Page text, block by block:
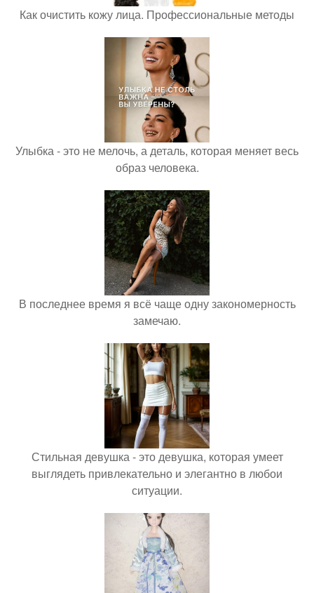
Как очистить кожу лица. Профессиональные методы
Улыбка - это не мелочь, а деталь, которая меняет весь
образ человека.
В последнее время я всё чаще одну закономерность
замечаю.
Стильная девушка - это девушка, которая умеет
выглядеть привлекательно и элегантно в любои
ситуации.